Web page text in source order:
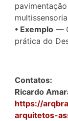
• Exemplo —
prática do
Contatos:
Ricardo
https://
arquitetos-